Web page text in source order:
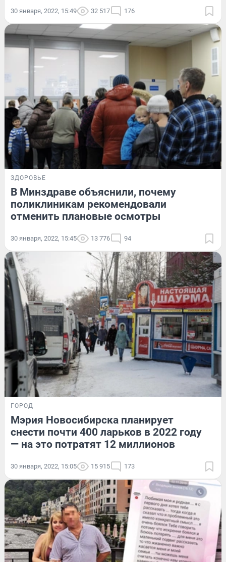
30 января, 2022, 15:49 32 517 176
ЗДОРОВЬЕ
В Минздраве объяснили, почему
поликлиникам рекомендовали
отменить плановые осмотры
30 января, 2022, 15:45 13 776 94
ГОРОД
Мэрия Новосибирска планирует
снести почти 400 ларьков в 2022 году
— на это потратят 12 миллионов
30 января, 2022, 15:05 15 915 173